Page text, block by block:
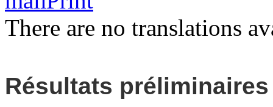
There are no translations
Résultats